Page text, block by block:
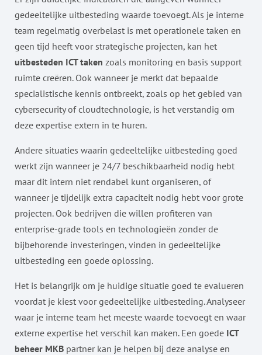
gedeeltelijke uitbesteding waarde toevoegt. Als je interne
team regelmatig overbelast is met operationele taken en
geen tijd heeft voor strategische projecten, kan het
uitbesteden ICT taken zoals monitoring en basis support
ruimte creëren. Ook wanneer je merkt dat bepaalde
specialistische kennis ontbreekt, zoals op het gebied van
cybersecurity of cloudtechnologie, is het verstandig om
deze expertise extern in te huren.
Andere situaties waarin gedeeltelijke uitbesteding goed
werkt zijn wanneer je 24/7 beschikbaarheid nodig hebt
maar dit intern niet rendabel kunt organiseren, of
wanneer je tijdelijk extra capaciteit nodig hebt voor grote
projecten. Ook bedrijven die willen profiteren van
enterprise-grade tools en technologieën zonder de
bijbehorende investeringen, vinden in gedeeltelijke
uitbesteding een goede oplossing.
Het is belangrijk om je huidige situatie goed te evalueren
voordat je kiest voor gedeeltelijke uitbesteding. Analyseer
waar je interne team het meeste waarde toevoegt en waar
externe expertise het verschil kan maken. Een goede ICT
beheer MKB partner kan je helpen bij deze analyse en